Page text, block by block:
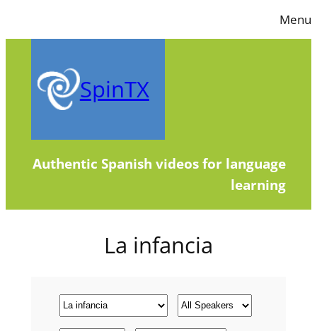
to
Menu
SpinTX
Authentic Spanish videos for language
learning
La infancia